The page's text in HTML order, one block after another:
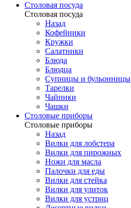
Столовая посуда
Столовая посуда
Назад
Кофейники
Кружки
Салатники
Блюда
Блюдца
Супницы и бульонницы
Тарелки
Чайники
Чашки
Cтоловые приборы
Cтоловые приборы
Назад
Вилки для лобстера
Вилки для пирожных
Ножи для масла
Палочки для еды
Вилки для стейка
Вилки для улиток
Вилки для устриц